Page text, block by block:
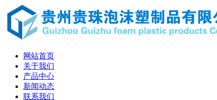
网站首页
关于我们
产品中心
新闻动态
联系我们